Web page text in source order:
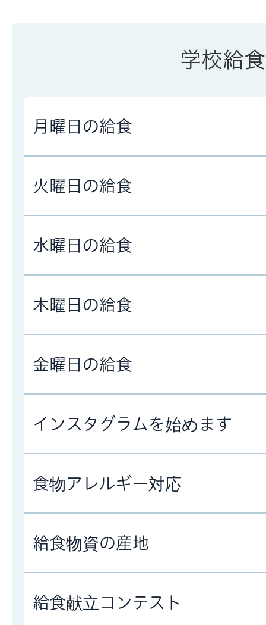
学校給食
月曜日の給食
火曜日の給食
水曜日の給食
木曜日の給食
金曜日の給食
インスタグラムを始めます
食物アレルギー対応
給食物資の産地
給食献立コンテスト